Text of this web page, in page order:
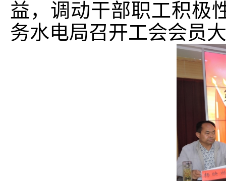
益，调动干部职工积极
务水电局召开工会会员